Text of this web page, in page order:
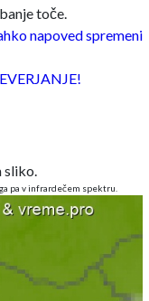
toče.
napoved spremeni
sliko.
pa v infrardečem spektru.